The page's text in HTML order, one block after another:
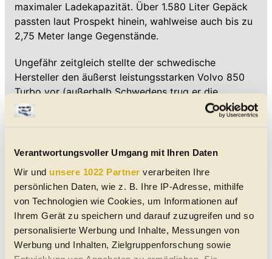
Verantwortungsvoller Umgang mit Ihren Daten
Wir und unsere 1022 Partner verarbeiten Ihre
persönlichen Daten, wie z. B. Ihre IP-Adresse, mithilfe
von Technologien wie Cookies, um Informationen auf
Ihrem Gerät zu speichern und darauf zuzugreifen und so
personalisierte Werbung und Inhalte, Messungen von
Werbung und Inhalten, Zielgruppenforschung sowie
maximaler Ladekapazität. Über 1.580 Liter Gepäck
passten laut Prospekt hinein, wahlweise auch bis zu
2,75 Meter lange Gegenstände.
Ungefähr zeitgleich stellte der schwedische
Hersteller den äußerst leistungsstarken Volvo 850
Turbo vor (außerhalb Schwedens trug er die
Bezeichnung T5). Gleichzeitig erhielten alle
Versionen etwas weichere Linien und leicht
225 PS (165 kW) und verfügte über ein maximales
Ein Jahr später folgte der noch agilere Volvo 850
T5-R in der für ihn charakteristischen hellgelben
Lackierung - das bis dahin leistungsstärkste Modell
der Unternehmensgeschichte. Die limitierte Auflage